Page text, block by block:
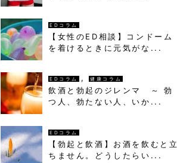
EDコラム
【女性のED相談】コンドーム
を着けるときに元気がな...
EDコラム , 健康コラム
飲酒と勃起のジレンマ ～ 勃
つ人、勃たない人、いか...
EDコラム
【勃起と飲酒】お酒を飲むと立
ちません。どうしたらい...